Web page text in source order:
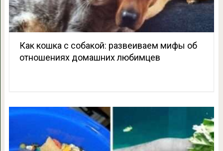
Как кошка с собакой: развеиваем мифы об
отношениях домашних любимцев